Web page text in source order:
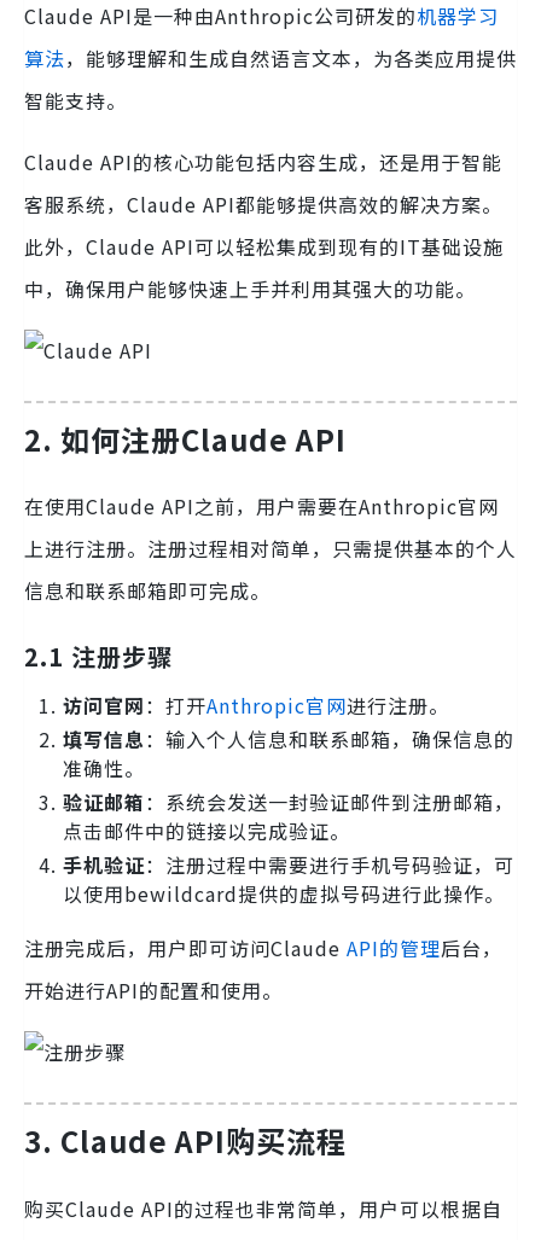
Claude API是一种由Anthropic公司研发的机器学习
算法，能够理解和生成自然语言文本，为各类应用提供
智能支持。
Claude API的核心功能包括内容生成，还是用于智能
客服系统，Claude API都能够提供高效的解决方案。
此外，Claude API可以轻松集成到现有的IT基础设施
中，确保用户能够快速上手并利用其强大的功能。
2. 如何注册Claude API
在使用Claude API之前，用户需要在Anthropic官网
上进行注册。注册过程相对简单，只需提供基本的个人
信息和联系邮箱即可完成。
2.1 注册步骤
访问官网：打开Anthropic官网进行注册。
填写信息：输入个人信息和联系邮箱，确保信息的
准确性。
验证邮箱：系统会发送一封验证邮件到注册邮箱，
点击邮件中的链接以完成验证。
手机验证：注册过程中需要进行手机号码验证，可
以使用bewildcard提供的虚拟号码进行此操作。
注册完成后，用户即可访问Claude API的管理后台，
开始进行API的配置和使用。
3. Claude API购买流程
购买Claude API的过程也非常简单，用户可以根据自